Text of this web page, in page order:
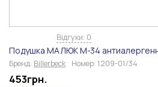
Відгуки: 0
Подушка МАЛЮК М-34
Бренд: Billerbeck Номер: 1209-01/34
453грн.